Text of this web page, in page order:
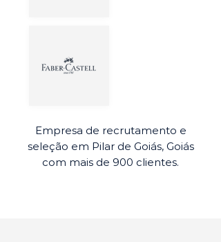
Empresa de recrutamento e
seleção em Pilar de Goiás, Goiás
com mais de 900 clientes.